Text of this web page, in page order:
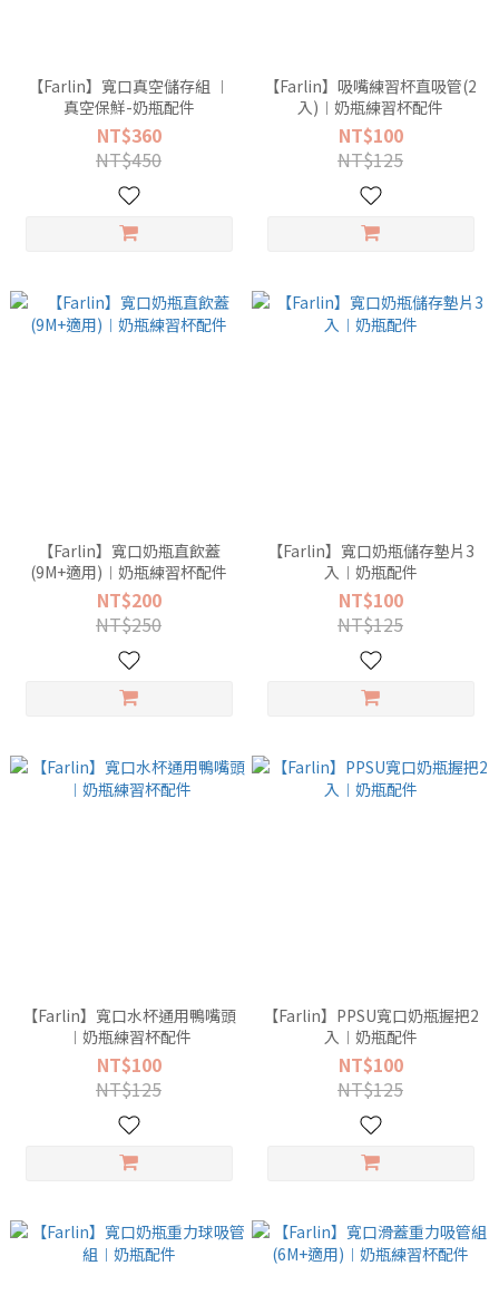
【Farlin】寬口真空儲存組 ︱
真空保鮮-奶瓶配件
NT$360
NT$450
【Farlin】吸嘴練習杯直吸管(2
入)︱奶瓶練習杯配件
NT$100
NT$125
【Farlin】寬口奶瓶直飲蓋
(9M+適用)︱奶瓶練習杯配件
NT$200
NT$250
【Farlin】寬口奶瓶儲存墊片3
入︱奶瓶配件
NT$100
NT$125
【Farlin】寬口水杯通用鴨嘴頭
︱奶瓶練習杯配件
NT$100
NT$125
【Farlin】PPSU寬口奶瓶握把2
入︱奶瓶配件
NT$100
NT$125